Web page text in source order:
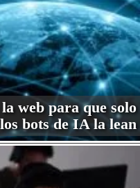
web para que solo
los bots de IA la lean